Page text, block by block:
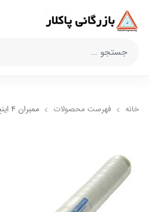
خانه فهرست محصولات ممبران 4 اینچ فیلمتک FILMTEC SW30 HRLE 4040